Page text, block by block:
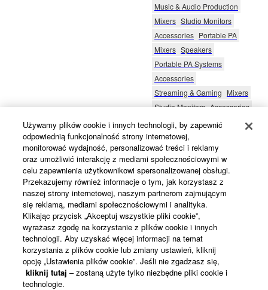
Music & Audio Production
Mixers Studio Monitors
Accessories Portable PA
Mixers Speakers
Portable PA Systems
Accessories
Streaming & Gaming Mixers
Studio Monitors Accessories
Product News
29.1.2025
König & Meyer has
announced new products for
Yamaha speakers
Audio Mixers Speakers
Portable PA Systems
Accessories
Music & Audio Production
Mixers Studio Monitors
Accessories
Portable PA
Używamy plików cookie i innych technologii, by zapewnić
odpowiednią funkcjonalność strony internetowej,
monitorować wydajność, personalizować treści i reklamy
oraz umożliwić interakcję z mediami społecznościowymi w
celu zapewnienia użytkownikowi spersonalizowanej obsługi.
Przekazujemy również informacje o tym, jak korzystasz z
naszej strony internetowej, naszym partnerom zajmującym
się reklamą, mediami społecznościowymi i analityka.
Klikając przycisk „Akceptuj wszystkie pliki cookie”,
wyrażasz zgodę na korzystanie z plików cookie i innych
technologii. Aby uzyskać więcej informacji na temat
korzystania z plików cookie lub zmiany ustawień, kliknij
opcję „Ustawienia plików cookie”. Jeśli nie zgadzasz się,
kliknij tutaj – zostaną użyte tylko niezbędne pliki cookie i
technologie.